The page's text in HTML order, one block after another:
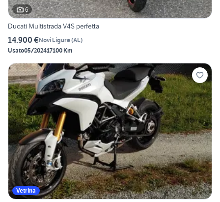
6
Ducati Multistrada V4S perfetta
14.900 €Novi Ligure(AL)
Usato05/202417100 Km
Vetrina